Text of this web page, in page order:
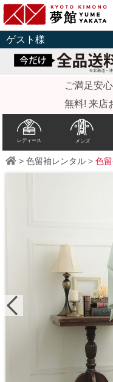
ゲスト 様
ご満足安
無料! 来店
レディース メンズ
> 色留袖レンタル> 色